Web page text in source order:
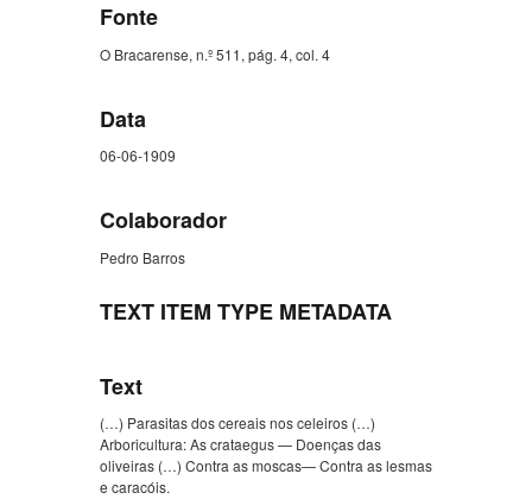
Fonte
O Bracarense, n.º 511, pág. 4, col. 4
Data
06-06-1909
Colaborador
Pedro Barros
TEXT ITEM TYPE METADATA
Text
(…) Parasitas dos cereais nos celeiros (…)
Arboricultura: As crataegus — Doenças das
oliveiras (…) Contra as moscas— Contra as lesmas
e caracóis.